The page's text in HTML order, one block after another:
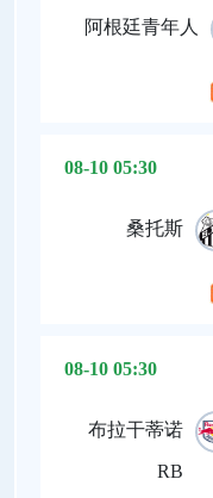
阿根廷青年人
08-10 05:30
桑托斯
08-10 05:30
布拉干蒂诺
RB